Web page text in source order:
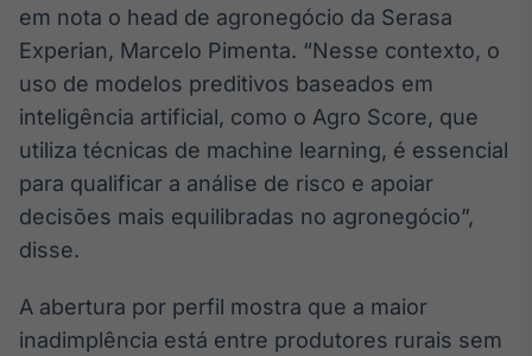
para conteúdos e
funcionalidades
Broadcast
Wallboard
dados para
displays e telas
Curadoria
Curadoria de
em nota o head de agronegócio da Serasa
Experian, Marcelo Pimenta. “Nesse contexto, o
uso de modelos preditivos baseados em
inteligência artificial, como o Agro Score, que
utiliza técnicas de machine learning, é essencial
para qualificar a análise de risco e apoiar
decisões mais equilibradas no agronegócio”,
disse.
A abertura por perfil mostra que a maior
inadimplência está entre produtores rurais sem